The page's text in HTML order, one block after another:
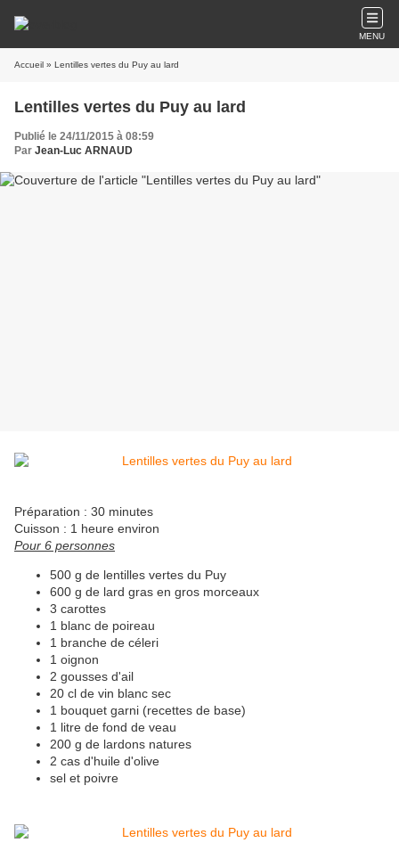
MENU
Accueil » Lentilles vertes du Puy au lard
Lentilles vertes du Puy au lard
Publié le 24/11/2015 à 08:59
Par Jean-Luc ARNAUD
Préparation : 30 minutes
Cuisson : 1 heure environ
Pour 6 personnes
500 g de lentilles vertes du Puy
600 g de lard gras en gros morceaux
3 carottes
1 blanc de poireau
1 branche de céleri
1 oignon
2 gousses d'ail
20 cl de vin blanc sec
1 bouquet garni (recettes de base)
1 litre de fond de veau
200 g de lardons natures
2 cas d'huile d'olive
sel et poivre